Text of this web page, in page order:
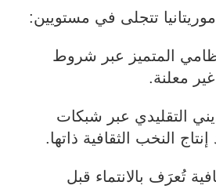
موريتانيا تتجلى في مستويين:
المتميز عبر شروط
معلنة.
التقليدي عبر شبكات
النخب الثقافية ذاتها.
تُعرَف بالانتماء قبل